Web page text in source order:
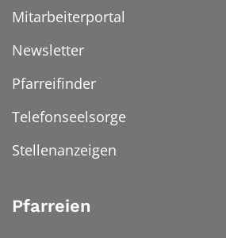
Mitarbeiterportal
Newsletter
Pfarreifinder
Telefonseelsorge
Stellenanzeigen
Pfarreien